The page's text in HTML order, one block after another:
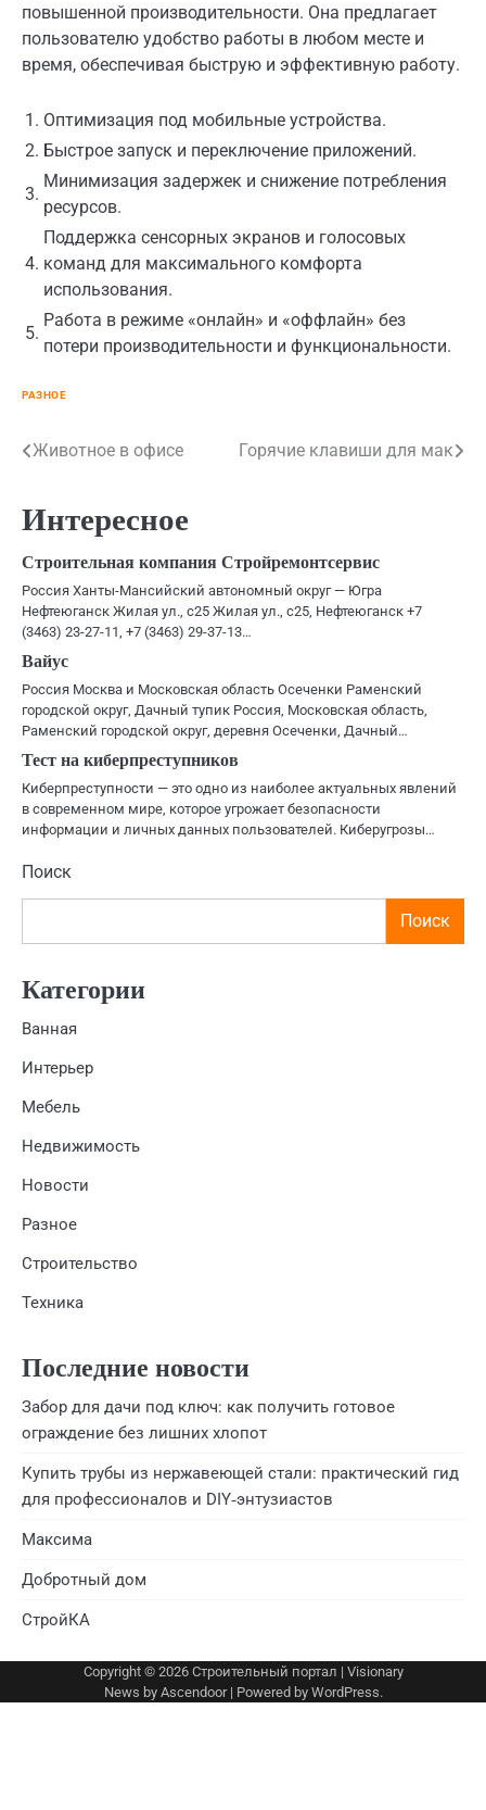
повышенной производительности. Она предлагает
пользователю удобство работы в любом месте и
время, обеспечивая быструю и эффективную работу.
1. Оптимизация под мобильные устройства.
2. Быстрое запуск и переключение приложений.
3.
Минимизация задержек и снижение потребления
ресурсов.
4.
Поддержка сенсорных экранов и голосовых
команд для максимального комфорта
использования.
5.
Работа в режиме «онлайн» и «оффлайн» без
потери производительности и функциональности.
РАЗНОЕ
Навигация
записям
Животное в офисе Горячие клавиши для мак
Интересное
Строительная компания Стройремонтсервис
Россия Ханты-Мансийский автономный округ — Югра
Нефтеюганск Жилая ул., с25 Жилая ул., с25, Нефтеюганск +7
(3463) 23-27-11, +7 (3463) 29-37-13…
Вайус
Россия Москва и Московская область Осеченки Раменский
городской округ, Дачный тупик Россия, Московская область,
Раменский городской округ, деревня Осеченки, Дачный…
Тест на киберпреступников
Киберпреступности — это одно из наиболее актуальных явлений
в современном мире, которое угрожает безопасности
информации и личных данных пользователей. Киберугрозы…
Поиск
Поиск
Категории
Ванная
Интерьер
Мебель
Недвижимость
Новости
Разное
Строительство
Техника
Последние новости
Забор для дачи под ключ: как получить готовое
ограждение без лишних хлопот
Купить трубы из нержавеющей стали: практический гид
для профессионалов и DIY‑энтузиастов
Максима
Добротный дом
СтройКА
Copyright © 2026 Строительный портал | Visionary
News by Ascendoor| Powered by WordPress.